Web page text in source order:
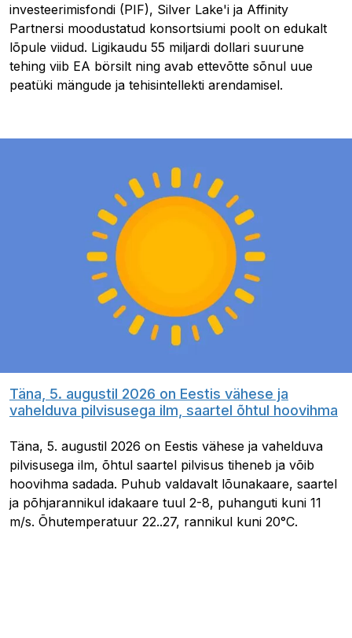
investeerimisfondi (PIF), Silver Lake'i ja Affinity
Partnersi moodustatud konsortsiumi poolt on edukalt
lõpule viidud. Ligikaudu 55 miljardi dollari suurune
tehing viib EA börsilt ning avab ettevõtte sõnul uue
peatüki mängude ja tehisintellekti arendamisel.
Täna, 5. augustil 2026 on Eestis vähese ja
vahelduva pilvisusega ilm, saartel õhtul hoovihma
Täna, 5. augustil 2026 on Eestis vähese ja vahelduva
pilvisusega ilm, õhtul saartel pilvisus tiheneb ja võib
hoovihma sadada. Puhub valdavalt lõunakaare, saartel
ja põhjarannikul idakaare tuul 2-8, puhanguti kuni 11
m/s. Õhutemperatuur 22..27, rannikul kuni 20°C.